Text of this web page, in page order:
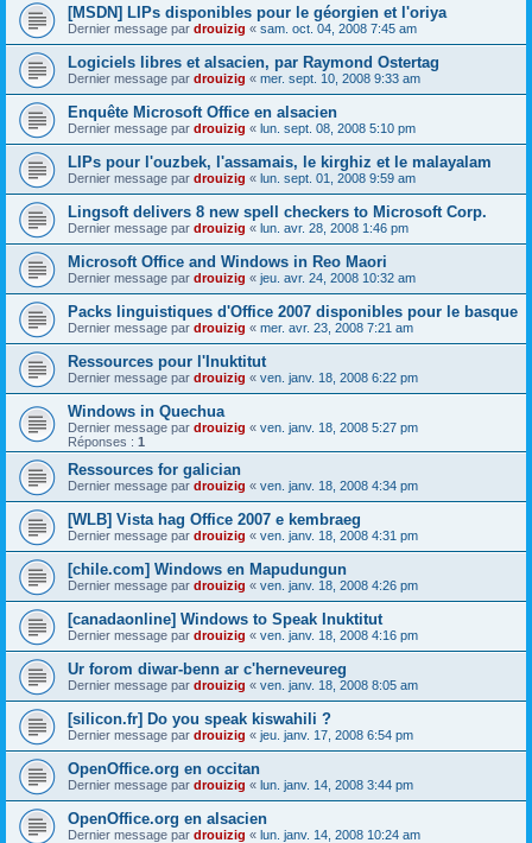
[MSDN] LIPs disponibles pour le géorgien et l'oriya
Dernier message par drouizig « sam. oct. 04, 2008 7:45 am
Logiciels libres et alsacien, par Raymond Ostertag
Dernier message par drouizig « mer. sept. 10, 2008 9:33 am
Enquête Microsoft Office en alsacien
Dernier message par drouizig « lun. sept. 08, 2008 5:10 pm
LIPs pour l'ouzbek, l'assamais, le kirghiz et le malayalam
Dernier message par drouizig « lun. sept. 01, 2008 9:59 am
Lingsoft delivers 8 new spell checkers to Microsoft Corp.
Dernier message par drouizig « lun. avr. 28, 2008 1:46 pm
Microsoft Office and Windows in Reo Maori
Dernier message par drouizig « jeu. avr. 24, 2008 10:32 am
Packs linguistiques d'Office 2007 disponibles pour le basque
Dernier message par drouizig « mer. avr. 23, 2008 7:21 am
Ressources pour l'Inuktitut
Dernier message par drouizig « ven. janv. 18, 2008 6:22 pm
Windows in Quechua
Dernier message par drouizig « ven. janv. 18, 2008 5:27 pm
Réponses : 1
Ressources for galician
Dernier message par drouizig « ven. janv. 18, 2008 4:34 pm
[WLB] Vista hag Office 2007 e kembraeg
Dernier message par drouizig « ven. janv. 18, 2008 4:31 pm
[chile.com] Windows en Mapudungun
Dernier message par drouizig « ven. janv. 18, 2008 4:26 pm
[canadaonline] Windows to Speak Inuktitut
Dernier message par drouizig « ven. janv. 18, 2008 4:16 pm
Ur forom diwar-benn ar c'herneveureg
Dernier message par drouizig « ven. janv. 18, 2008 8:05 am
[silicon.fr] Do you speak kiswahili ?
Dernier message par drouizig « jeu. janv. 17, 2008 6:54 pm
OpenOffice.org en occitan
Dernier message par drouizig « lun. janv. 14, 2008 3:44 pm
OpenOffice.org en alsacien
Dernier message par drouizig « lun. janv. 14, 2008 10:24 am